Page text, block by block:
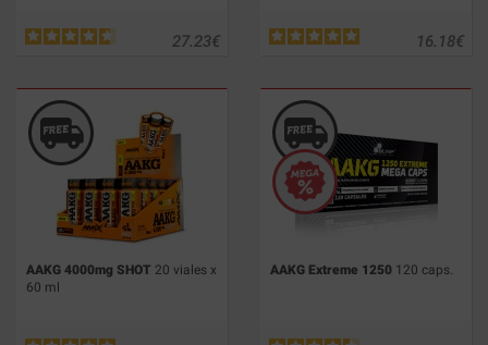
€
27.23 €
16.18
AAKG 4000mg SHOT 20 viales x
60 ml
AAKG Extreme 1250 120 caps.